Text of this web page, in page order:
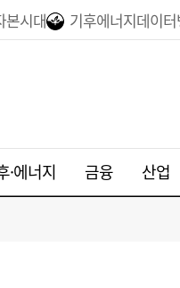
본시대 기후에너지데이
·에너지 금융 산업